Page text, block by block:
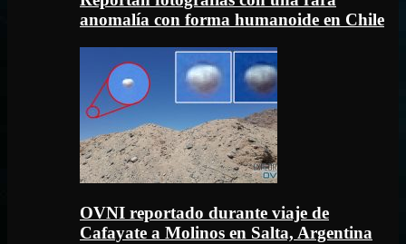
anomalía con forma humanoide en Chile
OVNI reportado durante viaje de
Cafayate a Molinos en Salta, Argentina